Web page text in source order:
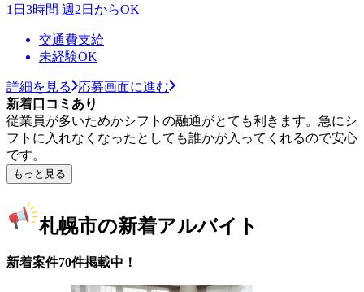
1日3時間 週2日からOK
交通費支給
未経験OK
詳細を見る
応募画面に進む
新着口コミあり
従業員が多いためかシフトの融通がとても利きます。急にシ
フトに入れなくなったとしても誰かが入ってくれるので安心
です。
もっと見る
札幌市の新着アルバイト
新着案件70件掲載中！